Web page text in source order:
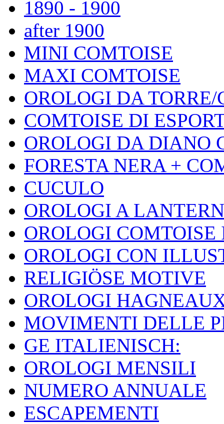
1890 - 1900
after 1900
MINI COMTOISE
MAXI COMTOISE
OROLOGI DA
COMTOISE DI
OROLOGI DA DIANO
FORESTA NERA +
CUCULO
OROLOGI A
OROLOGI
OROLOGI CON
RELIGIÖSE MOTIVE
OROLOGI
MOVIMENTI DELLE
GE ITALIENISCH:
OROLOGI MENSILI
NUMERO ANNUALE
ESCAPEMENTI